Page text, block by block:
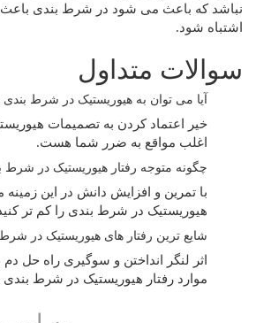
نباشد که باعث می شود در شرط بندی باعث
اشتباه شود.
سوالات متداول
آیا می توان به هیوریستیک در شرط بندی
خیر اعتماد کردن به تصمیمات
اغلب مواقع به ضرر شما هست.
چگونه متوجه رفتار هیوریستیک در شرط
با تمرین و افزایش دانش در این زمینه
هیوریستیک در شرط بندی را کم تر
شایع ترین رفتار های هیوریستیک در شرط
اثر لنگر انداختن و سوگیری راه حل
موارد رفتار هیوریستیک در شرط